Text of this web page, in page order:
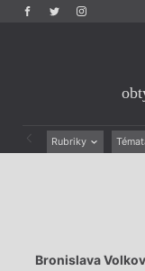
Rubriky
Rozhovory
Dokument
Bronislava